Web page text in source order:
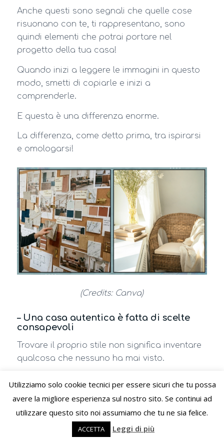
Anche questi sono segnali che quelle cose
risuonano con te, ti rappresentano, sono
quindi elementi che potrai portare nel
progetto della tua casa!
Quando inizi a leggere le immagini in questo
modo, smetti di copiarle e inizi a
comprenderle.
E questa è una differenza enorme.
La differenza, come detto prima, tra ispirarsi
e omologarsi!
(Credits: Canva)
– Una casa autentica è fatta di scelte
consapevoli
Trovare il proprio stile non significa inventare
qualcosa che nessuno ha mai visto.
ignorare l’ispirazione che arriva dall’esterno.
Significa imparare a scegliere con
consapevolezza.
Utilizziamo solo cookie tecnici per essere sicuri che tu possa
avere la migliore esperienza sul nostro sito. Se continui ad
utilizzare questo sito noi assumiamo che tu ne sia felice.
ACCETTA Leggi di più